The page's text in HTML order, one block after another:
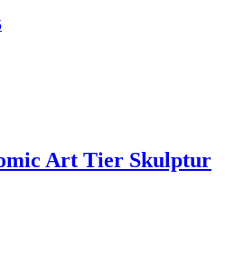
Art Tier Skulptur